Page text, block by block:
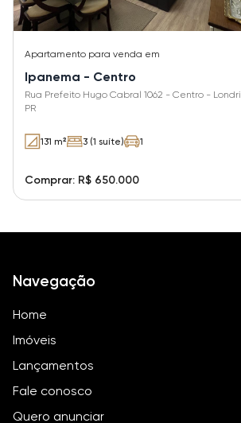
Apartamento para venda em
Ipanema - Centro
Rua Prefeito Hugo Cabral 1062 - Centro -
PR
131 m² 3 (1 suíte) 1
Comprar: R$ 650.000
Navegação
Home
Imóveis
Lançamentos
Fale conosco
Quero anunciar